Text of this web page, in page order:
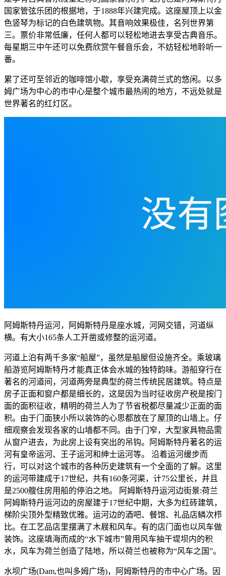
国家管弦乐团的根据地，于1888年兴建完成。这座屋顶上以金
色竖琴为标记的白色建筑物。其音响效果极佳，名列世界第
三。票价非常低廉，任何人都可以轻松地进去享受古典音乐。
每星期三中午还可以免费欣赏午餐音乐会，不妨轻松地聆听一
番。
累了还可至邻近的咖啡馆小歇，享受充满荷兰式的悠闲。以多
姆广场为中心的市中心是整个城市最热闹的地方，不远处就是
世界著名的红灯区。
阿姆斯特丹运河，阿姆斯特丹是座水城，河网交错，河道纵
横。有大小165条人工开凿或修整的运河道。
河道上泊有两千多家“船屋”，虽然是船屋但设施齐全。乘玻璃
船游览阿姆斯特丹才能真正体会水城的独特韵味。游船穿行在
著名的河道间，河道两旁是典型的荷兰传统民居建筑。特点是
房子正面和窗户都是细长的，这是因为当时征收房产税是按门
面的面积征收，精明的荷兰人为了节省税都尽量减少正面的面
积。由于门面狭小所以装饰的心思都放在了屋顶的山墙上。仔
细观察会发现各家的山墙都不同。由于门窄，大型家具物品需
从窗户进去，为此房上设有突出的吊钩。阿姆斯特丹著名的运
河有皇帝运河、王子运河和绅士运河等。 沿着运河缓步而
行，可以对这个城市的各种历史建筑有一个全面的了解。这里
的运河带建成于17世纪，共有160条河渠，计75公里长，并且
是2500艘住房用船的停泊之地。 阿姆斯特丹运河边街景:荷兰
阿姆斯特丹运河边的房屋建于17世纪中期，大多为红砖建筑，
梯阶尖顶外型精致优雅。运河边的酒吧、餐馆、礼品店鳞次栉
比。在工艺品店里摆满了木屐和风车。有的店门面也以风车做
装饰。这座填海而成的“水下城市”曾用风车抽干堤坝内的积
水，风车为荷兰创造了陆地，所以荷兰也被称为“风车之国”。
水坝广场(Dam,也叫多姆广场)，阿姆斯特丹的市中心广场。因